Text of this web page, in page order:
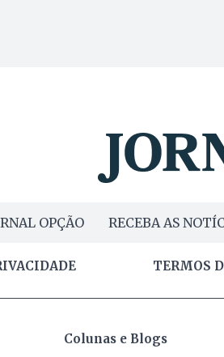
OPÇÃO RECEBA AS
TERMOS
Colunas e Blogs